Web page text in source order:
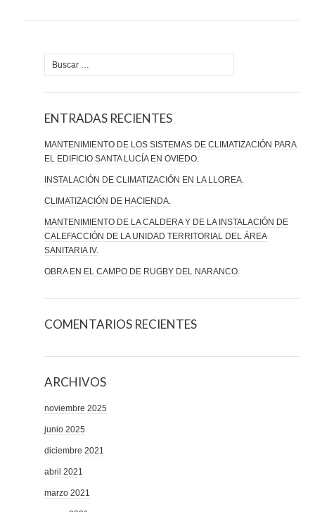
Buscar:
ENTRADAS RECIENTES
MANTENIMIENTO DE LOS SISTEMAS DE CLIMATIZACIÓN PARA
EL EDIFICIO SANTA LUCÍA EN OVIEDO.
INSTALACIÓN DE CLIMATIZACIÓN EN LA LLOREA.
CLIMATIZACIÓN DE HACIENDA.
MANTENIMIENTO DE LA CALDERA Y DE LA INSTALACIÓN DE
CALEFACCIÓN DE LA UNIDAD TERRITORIAL DEL ÁREA
SANITARIA IV.
OBRA EN EL CAMPO DE RUGBY DEL NARANCO.
COMENTARIOS RECIENTES
ARCHIVOS
noviembre 2025
junio 2025
diciembre 2021
abril 2021
marzo 2021